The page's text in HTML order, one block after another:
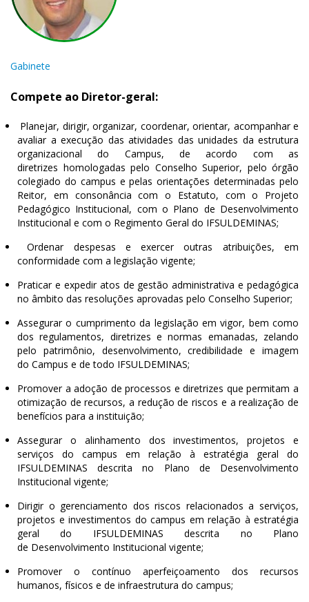
Gabinete
Compete ao Diretor-geral:
Planejar, dirigir, organizar, coordenar, orientar, acompanhar e
avaliar a execução das atividades das unidades da estrutura
organizacional do Campus, de acordo com as
diretrizes homologadas pelo Conselho Superior, pelo órgão
colegiado do campus e pelas orientações determinadas pelo
Reitor, em consonância com o Estatuto, com o Projeto
Pedagógico Institucional, com o Plano de Desenvolvimento
Institucional e com o Regimento Geral do IFSULDEMINAS;
Ordenar despesas e exercer outras atribuições, em
conformidade com a legislação vigente;
Praticar e expedir atos de gestão administrativa e pedagógica
no âmbito das resoluções aprovadas pelo Conselho Superior;
Assegurar o cumprimento da legislação em vigor, bem como
dos regulamentos, diretrizes e normas emanadas, zelando
pelo patrimônio, desenvolvimento, credibilidade e imagem
do Campus e de todo IFSULDEMINAS;
Promover a adoção de processos e diretrizes que permitam a
otimização de recursos, a redução de riscos e a realização de
benefícios para a instituição;
Assegurar o alinhamento dos investimentos, projetos e
serviços do campus em relação à estratégia geral do
IFSULDEMINAS descrita no Plano de Desenvolvimento
Institucional vigente;
Dirigir o gerenciamento dos riscos relacionados a serviços,
projetos e investimentos do campus em relação à estratégia
geral do IFSULDEMINAS descrita no Plano
de Desenvolvimento Institucional vigente;
Promover o contínuo aperfeiçoamento dos recursos
humanos, físicos e de infraestrutura do campus;